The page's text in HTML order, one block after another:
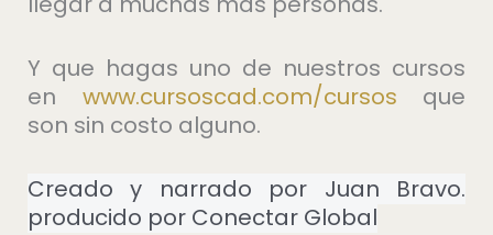
Y que hagas uno de nuestros cursos
en ⁠www.cursoscad.com/cursos⁠ que
son sin costo alguno.
Creado y narrado por Juan Bravo.
producido por Conectar Global